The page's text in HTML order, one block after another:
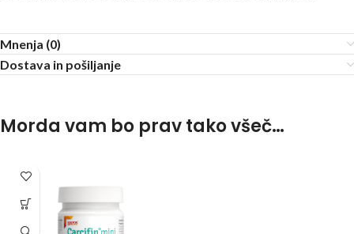
Mnenja (0)
Dostava in pošiljanje
Morda vam bo prav tako všeč…